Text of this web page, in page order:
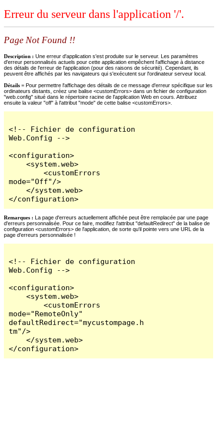
Erreur du serveur dans l'application '/'.
Page Not Found !!
Description : Une erreur d'application s'est produite sur le serveur. Les paramètres
d'erreur personnalisés actuels pour cette application empêchent l'affichage à distance
des détails de l'erreur de l'application (pour des raisons de sécurité). Cependant, ils
peuvent être affichés par les navigateurs qui s'exécutent sur l'ordinateur serveur local.
Détails = Pour permettre l'affichage des détails de ce message d'erreur spécifique sur les
ordinateurs distants, créez une balise <customErrors> dans un fichier de configuration
"web.config" situé dans le répertoire racine de l'application Web en cours. Attribuez
ensuite la valeur "off" à l'attribut "mode" de cette balise <customErrors>.
<!-- Fichier de configuration
Web.Config -->
<configuration>
    <system.web>
        <customErrors
mode="Off"/>
    </system.web>
</configuration>
Remarques : La page d'erreurs actuellement affichée peut être remplacée par une page
d'erreurs personnalisée. Pour ce faire, modifiez l'attribut "defaultRedirect" de la balise de
configuration <customErrors> de l'application, de sorte qu'il pointe vers une URL de la
page d'erreurs personnalisée !
<!-- Fichier de configuration
Web.Config -->
<configuration>
    <system.web>
        <customErrors
mode="RemoteOnly"
defaultRedirect="mycustompage.h
tm"/>
    </system.web>
</configuration>